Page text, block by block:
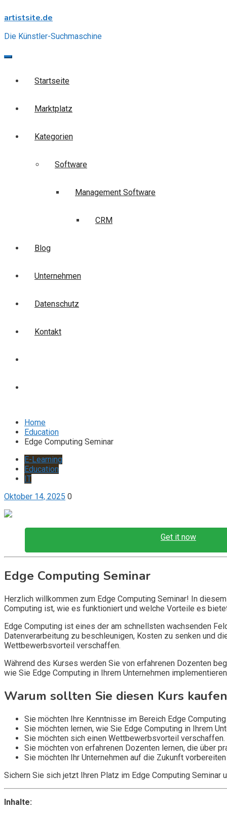
to
artistsite.de
Die Künstler-Suchmaschine
Startseite
Marktplatz
Kategorien
Software
Management Software
CRM
Blog
Unternehmen
Datenschutz
Kontakt
Home
Education
Edge Computing Seminar
E-Learning
Education
IT
Oktober 14, 2025 0
Get it now
Edge Computing Seminar
Herzlich willkommen zum Edge Computing Seminar! In
Computing ist, wie es funktioniert und welche Vorteile es
Edge Computing ist eines der am schnellsten wachsenden
Datenverarbeitung zu beschleunigen, Kosten zu senken und
Wettbewerbsvorteil verschaffen.
Während des Kurses werden Sie von erfahrenen Dozenten
wie Sie Edge Computing in Ihrem Unternehmen
Warum sollten Sie diesen Kurs
Sie möchten Ihre Kenntnisse im Bereich Edge
Sie möchten lernen, wie Sie Edge Computing in Ihrem
Sie möchten sich einen Wettbewerbsvorteil verschaffen.
Sie möchten von erfahrenen Dozenten lernen, die über
Sie möchten Ihr Unternehmen auf die Zukunft
Sichern Sie sich jetzt Ihren Platz im Edge Computing
Inhalte: